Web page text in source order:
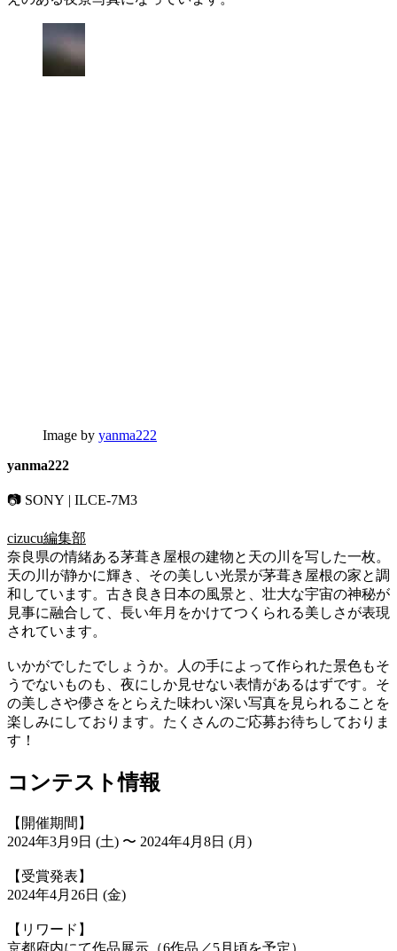
Image by yanma222
yanma222
📷 SONY | ILCE-7M3
cizucu編集部
奈良県の情緒ある茅葺き屋根の建物と天の川を写した一枚。
天の川が静かに輝き、その美しい光景が茅葺き屋根の家と調
和しています。古き良き日本の風景と、壮大な宇宙の神秘が
見事に融合して、長い年月をかけてつくられる美しさが表現
されています。
いかがでしたでしょうか。人の手によって作られた景色もそ
うでないものも、夜にしか見せない表情があるはずです。そ
の美しさや儚さをとらえた味わい深い写真を見られることを
楽しみにしております。たくさんのご応募お待ちしておりま
す！
コンテスト情報
【開催期間】
2024年3月9日 (土) 〜 2024年4月8日 (月)
【受賞発表】
2024年4月26日 (金)
【リワード】
京都府内にて作品展示（6作品／5月頃を予定）